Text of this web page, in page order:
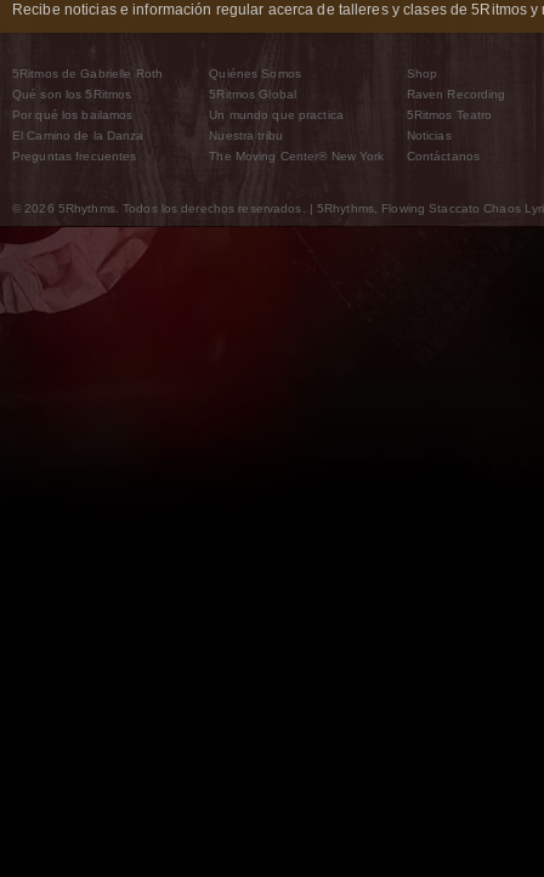
Recibe noticias e información regular acerca de talleres y clases de 5Ritmos y
5Ritmos de Gabrielle Roth
Qué son los 5Ritmos
Por qué los bailamos
El Camino de la Danza
Preguntas frecuentes
Quiénes Somos
5Ritmos Global
Un mundo que practica
Nuestra tribu
The Moving Center® New York
Shop
Raven Recording
5Ritmos Teatro
Noticias
Contáctanos
© 2026 5Rhythms. Todos los derechos reservados. | 5Rhythms, Flowing Staccato Chaos